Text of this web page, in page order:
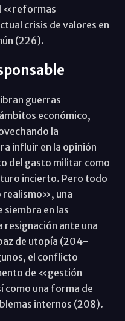
«reformas
crisis de valores en
(226).
guerras
económico,
la
influir en la opinión
del gasto militar como
incierto. Pero todo
realismo», una
siembra en las
resignación ante una
de utopía (204-
el conflicto
de «gestión
como una forma de
internos (208).